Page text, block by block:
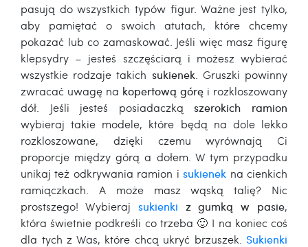
pasują do wszystkich typów figur. Ważne jest tylko,
aby pamiętać o swoich atutach, które chcemy
pokazać lub co zamaskować. Jeśli więc masz figurę
klepsydry – jesteś szczęściarą i możesz wybierać
wszystkie rodzaje takich sukienek . Gruszki powinny
zwracać uwagę na kopertową górę i rozkloszowany
dół. Jeśli jesteś posiadaczkąszerokich ramion
wybieraj takie modele, które będą na dole lekko
rozkloszowane, dzięki czemu wyrównają Ci
proporcje między górą a dołem. W tym przypadku
unikaj też odkrywania ramion isukienek na cienkich
ramiączkach. A może masz wąską talię? Nic
prostszego! Wybieraj sukienki z gumką w pasie,
która świetnie podkreśli co trzeba 🙂 I na koniec coś
dla tych z Was, które chcą ukryć brzuszek. Sukienki